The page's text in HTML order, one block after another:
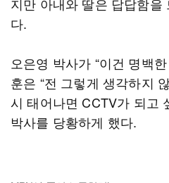
다.
오은영 박사가 “이건 명백
훈은 “전 그렇게 생각하지
시 태어나면 CCTV가 되고
박사를 당황하게 했다.